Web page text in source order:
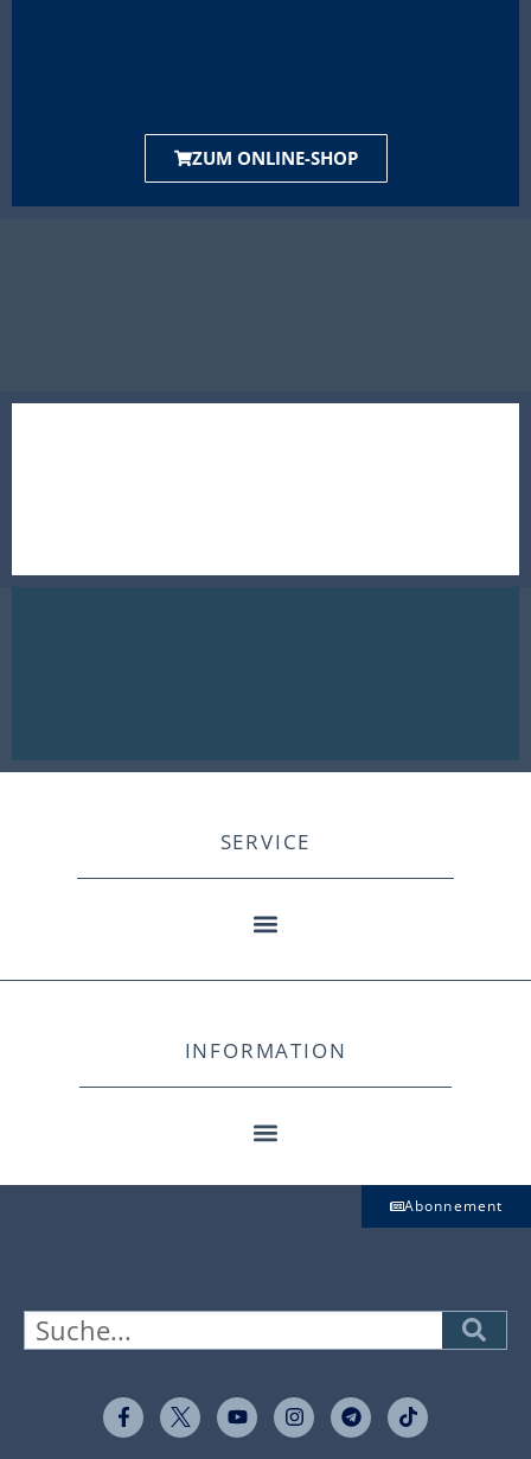
ZUM ONLINE-SHOP
SERVICE
INFORMATION
Abonnement